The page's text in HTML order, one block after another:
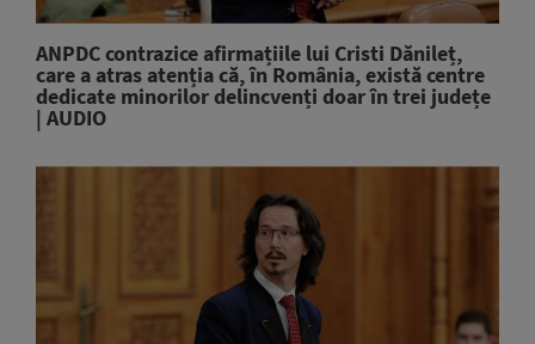
ANPDC contrazice afirmațiile lui Cristi Dănileț,
care a atras atenția că, în România, există centre
dedicate minorilor delincvenți doar în trei județe
| AUDIO